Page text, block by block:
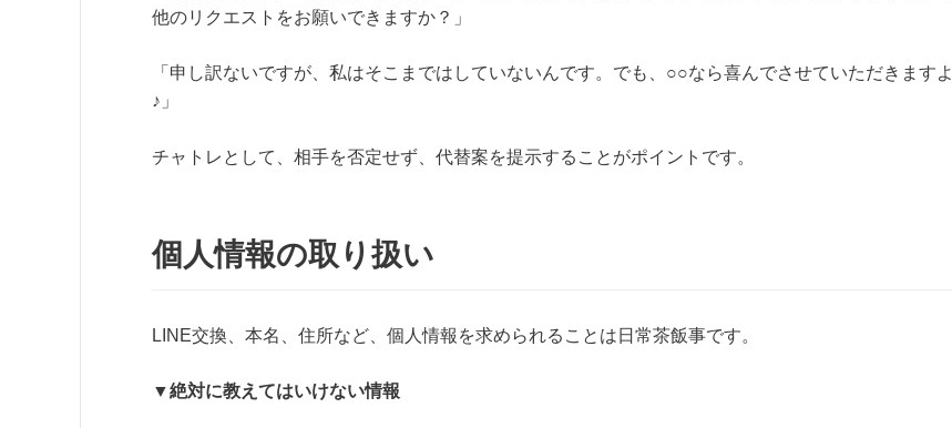
他のリクエストをお願いできますか？」
「申し訳ないですが、私はそこまではしていないんです。でも、○○なら喜んでさせていただきますよ
♪」
チャトレとして、相手を否定せず、代替案を提示することがポイントです。
個人情報の取り扱い
LINE交換、本名、住所など、個人情報を求められることは日常茶飯事です。
▼絶対に教えてはいけない情報